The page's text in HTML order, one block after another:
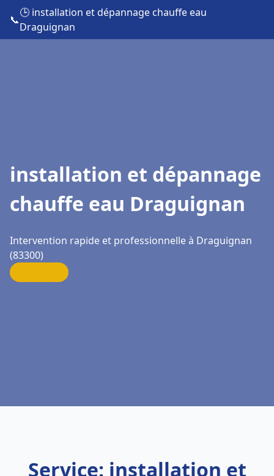
📞
🕒 installation et dépannage chauffe eau
Draguignan
installation et dépannage
chauffe eau Draguignan
Intervention rapide et professionnelle à Draguignan
(83300)
Service: installation et